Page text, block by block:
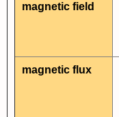
magnetic field
magnetic flux